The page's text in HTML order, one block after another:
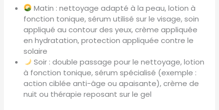
Matin : nettoyage adapté à la peau, lotion à
fonction tonique, sérum utilisé sur le visage, soin
appliqué au contour des yeux, crème appliquée
en hydratation, protection appliquée contre le
solaire
Soir : double passage pour le nettoyage, lotion
à fonction tonique, sérum spécialisé (exemple :
action ciblée anti-âge ou apaisante), crème de
nuit ou thérapie reposant sur le gel